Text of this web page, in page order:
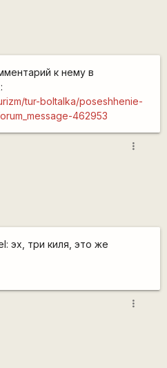
к нему в
tur-boltalka/poseshhenie-
462953
more_vert
эх, три киля, это же
more_vert